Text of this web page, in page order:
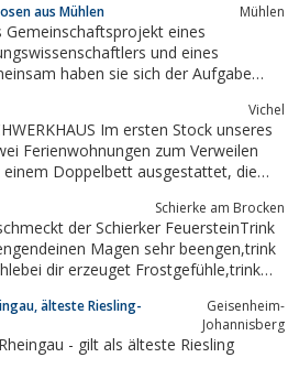
aus Mühlen Mühlen
eines
haben sie sich der Aufgabe
zu kreieren und damit eine
Gastronomie zu...
Vichel
Im ersten Stock unseres
Ferienwohnungen zum Verweilen
Doppelbett ausgestattet, die
Zimmer „Alkoven“ können dazu
mit 2 Betten...
Schierke am Brocken
der Schierker FeuersteinTrink
älteste Riesling-
Geisenheim-
Johannisberg
- gilt als älteste Riesling